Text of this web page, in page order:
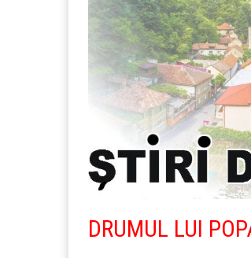
DRUMUL LUI